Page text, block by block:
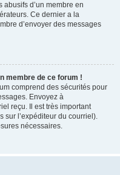
d’un membre en
Ce dernier a la
d’envoyer des messages
membre de ce forum !
comprend des sécurités pour
Envoyez à
reçu. Il est très important
sur l’expéditeur du courriel).
nécessaires.